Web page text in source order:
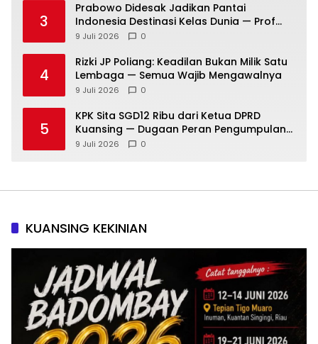
3
Prabowo Didesak Jadikan Pantai
Indonesia Destinasi Kelas Dunia — Prof
Sutan Nasomal: Perintahkan Kepala
9 Juli 2026 0
4
Rizki JP Poliang: Keadilan Bukan Milik Satu
Lembaga — Semua Wajib Mengawalnya
9 Juli 2026 0
5
KPK Sita SGD12 Ribu dari Ketua DPRD
Kuansing — Dugaan Peran Pengumpulan
Dana Alih Fungsi Hutan Diusut
9 Juli 2026 0
KUANSING KEKINIAN